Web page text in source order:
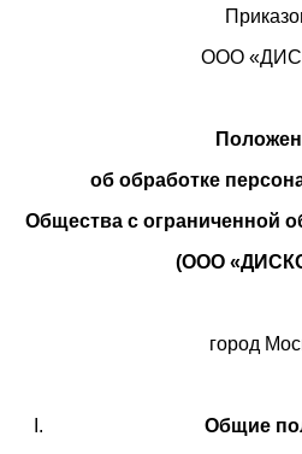
ООО «
об обработке
Общества с ограниченной
(ООО
город
Общие